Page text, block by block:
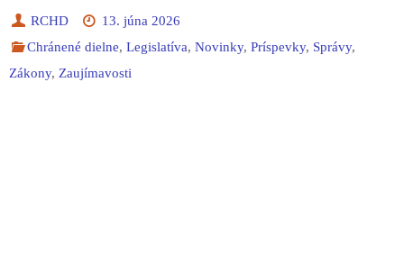
RCHD
13. júna 2026
Chránené dielne,Legislatíva,Novinky,Príspevky, Správy,
Zákony, Zaujímavosti